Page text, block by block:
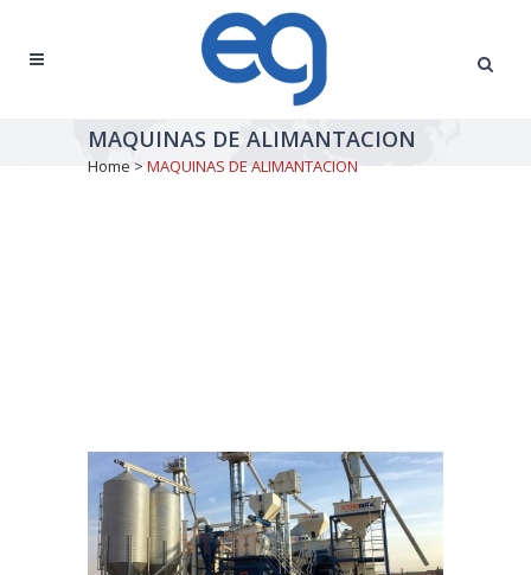
MAQUINAS DE ALIMANTACION
Home > MAQUINAS DE ALIMANTACION